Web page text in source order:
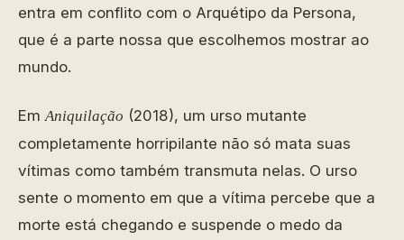
entra em conflito com o Arquétipo da Persona,
que é a parte nossa que escolhemos mostrar ao
mundo.
EmAniquilação (2018), um urso mutante
completamente horripilante não só mata suas
vítimas como também transmuta nelas. O urso
sente o momento em que a vítima percebe que a
morte está chegando e suspende o medo da